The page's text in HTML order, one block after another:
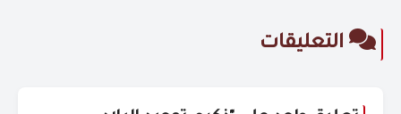
التعليقات